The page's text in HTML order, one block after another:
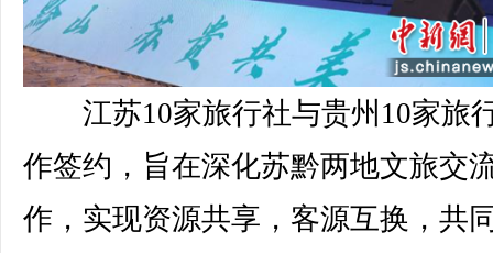
江苏10家旅行社与贵州10家旅
作签约，旨在深化苏黔两地文旅交
作，实现资源共享，客源互换，共